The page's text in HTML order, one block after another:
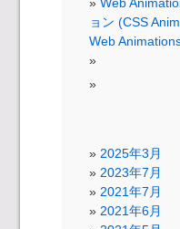
ョン (CSS
Web
2025年3月
2023年7月
2021年7月
2021年6月